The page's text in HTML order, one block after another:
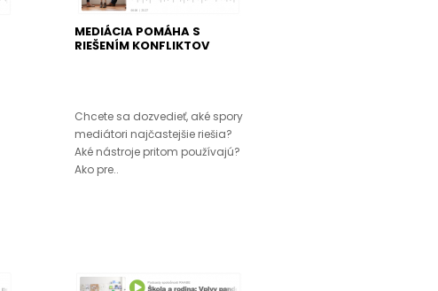
MEDIÁCIA POMÁHA S
RIEŠENÍM KONFLIKTOV
Chcete sa dozvedieť, aké spory
mediátori najčastejšie riešia?
Aké nástroje pritom používajú?
Ako pre..